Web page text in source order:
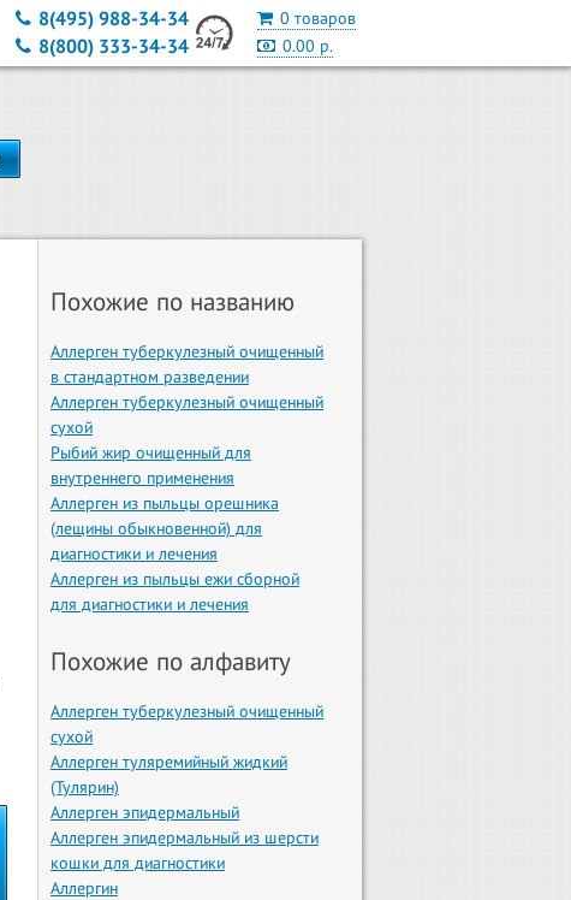
0 товаров
0.00 р.
8(495) 988-34-34
8(800) 333-34-34
Похожие по названию
Аллерген туберкулезный очищенный
в стандартном разведении
Аллерген туберкулезный очищенный
сухой
Рыбий жир очищенный для
внутреннего применения
Аллерген из пыльцы орешника
(лещины обыкновенной) для
диагностики и лечения
Аллерген из пыльцы ежи сборной
для диагностики и лечения
Похожие по алфавиту
Аллерген туберкулезный очищенный
сухой
Аллерген туляремийный жидкий
(Тулярин)
Аллерген эпидермальный
Аллерген эпидермальный из шерсти
кошки для диагностики
Аллергин